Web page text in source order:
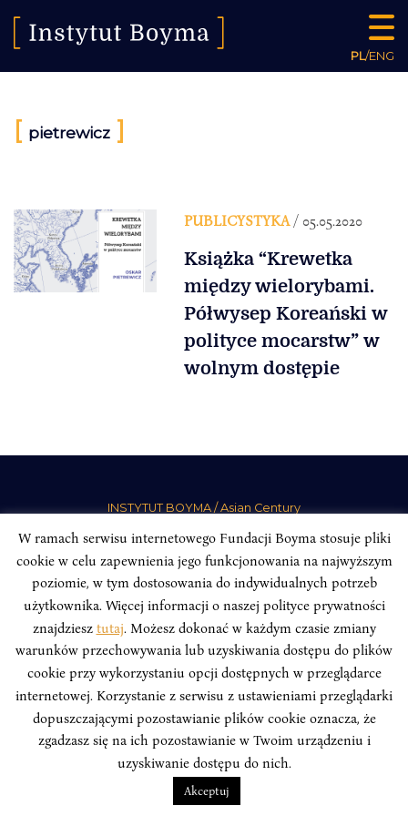
PL/ENG
[ pietrewicz ]
PUBLICYSTYKA/ 05.05.2020
Książka “Krewetka
między wielorybami.
Półwysep Koreański w
polityce mocarstw” w
wolnym dostępie
INSTYTUT BOYMA / Asian Century
Odwiedź nas w mediach społecznościowych:
INSTYTUT BOYMA. WSZELKIE PRAWA ZASTRZEŻONE. Polityka
Prywatności Serwisu
Polityka Prywatności Fundacji
designBeata Świerczyńska, developmentAlan Głodek
W ramach serwisu internetowego Fundacji Boyma stosuje pliki
cookie w celu zapewnienia jego funkcjonowania na najwyższym
poziomie, w tym dostosowania do indywidualnych potrzeb
użytkownika. Więcej informacji o naszej polityce prywatności
znajdziesz tutaj. Możesz dokonać w każdym czasie zmiany
warunków przechowywania lub uzyskiwania dostępu do plików
cookie przy wykorzystaniu opcji dostępnych w przeglądarce
internetowej. Korzystanie z serwisu z ustawieniami przeglądarki
dopuszczającymi pozostawianie plików cookie oznacza, że
zgadzasz się na ich pozostawianie w Twoim urządzeniu i
uzyskiwanie dostępu do nich.
Akceptuj